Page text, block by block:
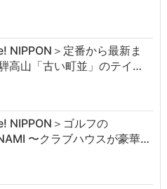
NIPPON＞定番から最新ま
高山「古い町並」のテイ…
NIPPON＞ゴルフの
〜クラブハウスが豪華…